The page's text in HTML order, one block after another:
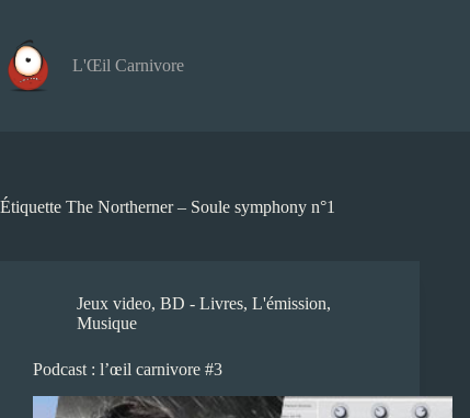
contenu
L'Œil Carnivore
Étiquette The Northerner – Soule symphony n°1
Jeux video, BD - Livres, L'émission,
Musique
Podcast : l’œil carnivore #3